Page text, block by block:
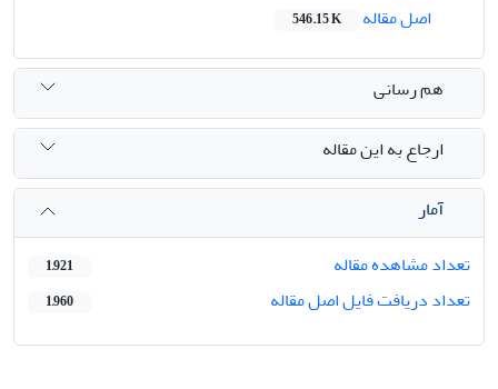
اصل مقاله
546.15 K
هم رسانی
ارجاع به این مقاله
آمار
تعداد مشاهده مقاله
1,921
تعداد دریافت فایل اصل مقاله 1,960